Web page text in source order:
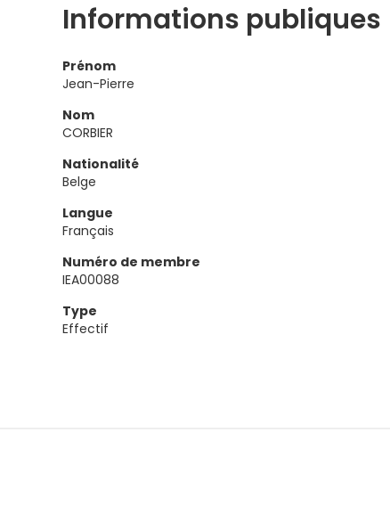
Informations publiques
Prénom
Jean-Pierre
Nom
CORBIER
Nationalité
Belge
Langue
Français
Numéro de membre
IEA00088
Type
Effectif